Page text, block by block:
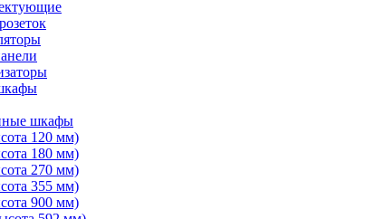
шкафы
120 мм)
180 мм)
270 мм)
355 мм)
900 мм)